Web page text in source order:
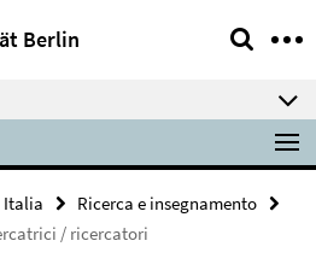
Berlin
Italia
Ricerca e insegnamento
/ ricercatori